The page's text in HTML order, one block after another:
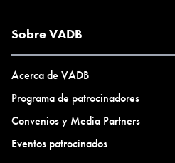
Sobre VADB
Acerca de VADB
Programa de patrocinadores
Convenios y Media Partners
Eventos patrocinados